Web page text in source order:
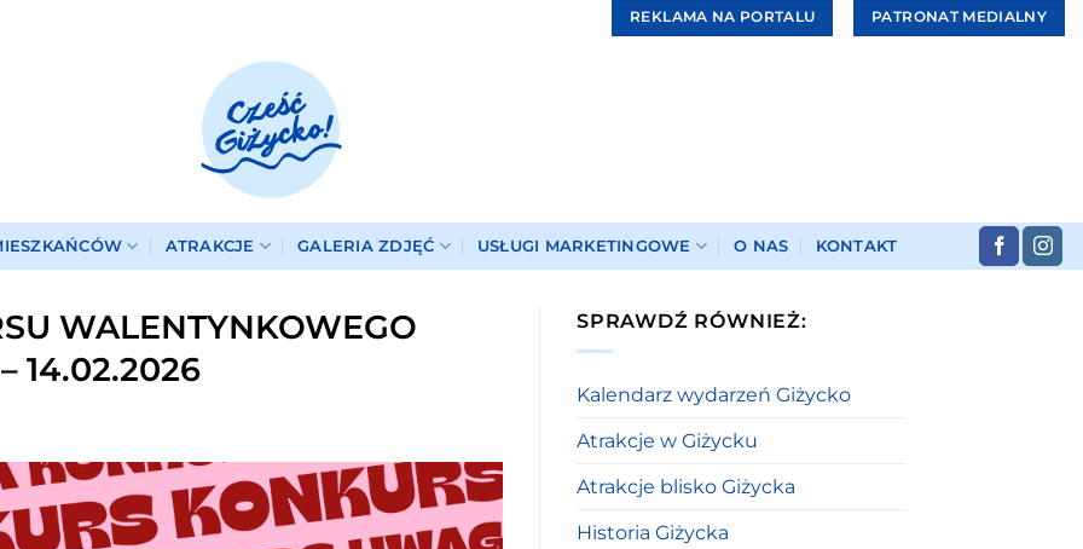
REKLAMA NA PORTALU PATRONAT MEDIALNY
ATRAKCJE GALERIA ZDJĘĆ USŁUGI MARKETINGOWE O NAS KONTAKT
WALENTYNKOWEGO
14.02.2026
SPRAWDŹ RÓWNIEŻ:
Kalendarz wydarzeń Giżycko
Atrakcje w Giżycku
Atrakcje blisko Giżycka
Historia Giżycka